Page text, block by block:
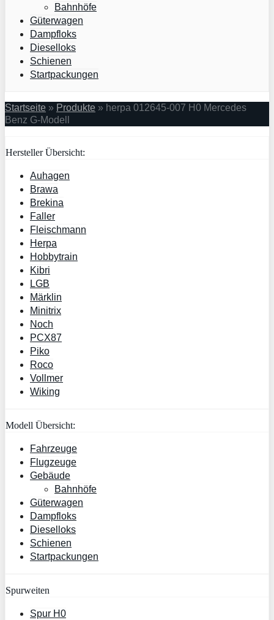
Bahnhöfe
Güterwagen
Dampfloks
Dieselloks
Schienen
Startpackungen
Startseite » Produkte » herpa 012645-007 H0 Mercedes
Benz G-Modell
Hersteller Übersicht:
Auhagen
Brawa
Brekina
Faller
Fleischmann
Herpa
Hobbytrain
Kibri
LGB
Märklin
Minitrix
Noch
PCX87
Piko
Roco
Vollmer
Wiking
Modell Übersicht:
Fahrzeuge
Flugzeuge
Gebäude
Bahnhöfe
Güterwagen
Dampfloks
Dieselloks
Schienen
Startpackungen
Spurweiten
Spur H0